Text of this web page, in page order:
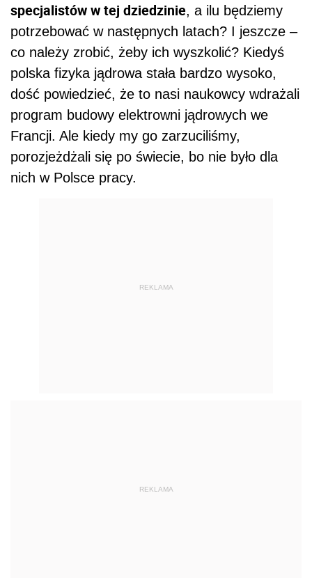
specjalistów w tej dziedzinie, a ilu będziemy
potrzebować w następnych latach? I jeszcze –
co należy zrobić, żeby ich wyszkolić? Kiedyś
polska fizyka jądrowa stała bardzo wysoko,
dość powiedzieć, że to nasi naukowcy wdrażali
program budowy elektrowni jądrowych we
Francji. Ale kiedy my go zarzuciliśmy,
porozjeżdżali się po świecie, bo nie było dla
nich w Polsce pracy.
REKLAMA
REKLAMA